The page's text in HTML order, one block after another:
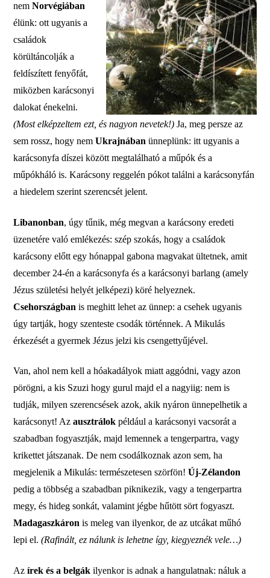
nemNorvégiában
élünk: ott ugyanis a
családok
körültáncolják a
feldíszített fenyőfát,
miközben karácsonyi
dalokat énekelni.
(Most elképzeltem ezt, és nagyon nevetek!) Ja, meg persze az
sem rossz, hogy nemUkrajnában ünneplünk: itt ugyanis a
karácsonyfa díszei között megtalálható a műpók és a
műpókháló is. Karácsony reggelén pókot találni a karácsonyfán
a hiedelem szerint szerencsét jelent.
Libanonban, úgy tűnik, még megvan a karácsony eredeti
üzenetére való emlékezés: szép szokás, hogy a családok
karácsony előtt egy hónappal gabona magvakat ültetnek, amit
december 24-én a karácsonyfa és a karácsonyi barlang (amely
Jézus születési helyét jelképezi) köré helyeznek.
Csehországban is meghitt lehet az ünnep: a csehek ugyanis
úgy tartják, hogy szenteste csodák történnek. A Mikulás
érkezését a gyermek Jézus jelzi kis csengettyűjével.
Van, ahol nem kell a hóakadályok miatt aggódni, vagy azon
pörögni, a kis Szuzi hogy gurul majd el a nagyiig: nem is
tudják, milyen szerencsések azok, akik nyáron ünnepelhetik a
karácsonyt! Azausztrálok például a karácsonyi vacsorát a
szabadban fogyasztják, majd lemennek a tengerpartra, vagy
krikettet játszanak. De nem csodálkoznak azon sem, ha
megjelenik a Mikulás: természetesen szörfön!Új-Zélandon
pedig a többség a szabadban piknikezik, vagy a tengerpartra
megy, és hideg sonkát, valamint jégbe hűtött sört fogyaszt.
Madagaszkáron is meleg van ilyenkor, de az utcákat műhó
lepi el.(Rafinált, ez nálunk is lehetne így, kiegyeznék vele…)
Azírek és a belgák ilyenkor is adnak a hangulatnak: náluk a